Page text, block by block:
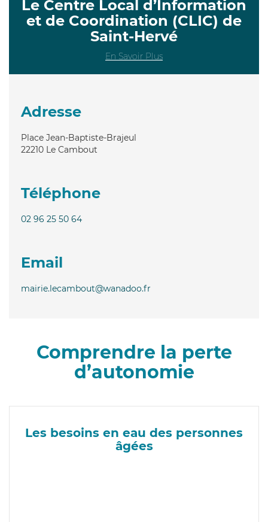
Le Centre Local d’Information
et de Coordination (CLIC) de
Saint-Hervé
En Savoir Plus
Adresse
Place Jean-Baptiste-Brajeul
22210 Le Cambout
Téléphone
02 96 25 50 64
Email
mairie.lecambout@wanadoo.fr
Comprendre la perte
d’autonomie
Les besoins en eau des personnes
âgées